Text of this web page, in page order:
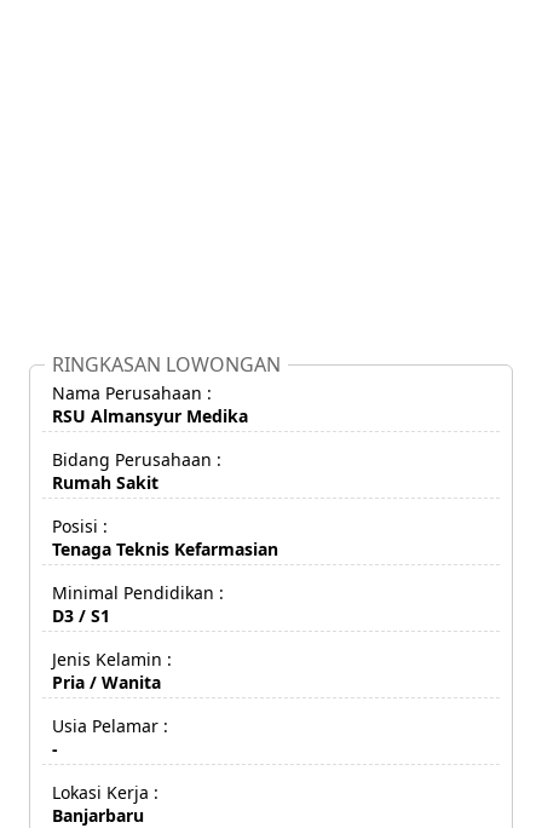
RINGKASAN LOWONGAN
Nama Perusahaan :
RSU Almansyur Medika
Bidang Perusahaan :
Rumah Sakit
Posisi :
Tenaga Teknis Kefarmasian
Minimal Pendidikan :
D3 / S1
Jenis Kelamin :
Pria / Wanita
Usia Pelamar :
-
Lokasi Kerja :
Banjarbaru